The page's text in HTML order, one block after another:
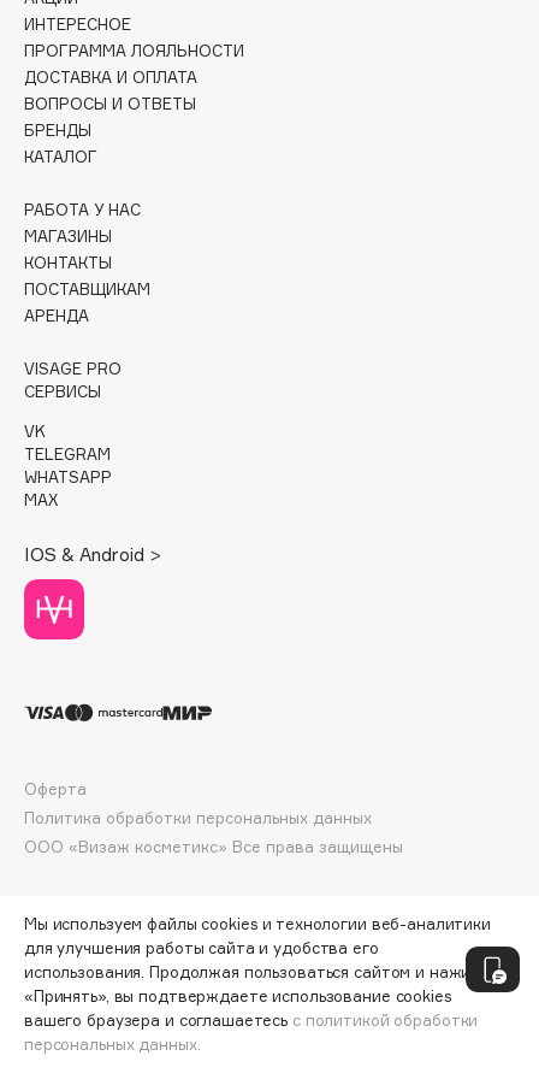
Collagenina
Consly
Corimo
CosRX
Cottolina
Cunzite
d'Alba
DABO
DARLING*
Darphin
Deonica
Dessange
Dior
Dolomit
DP Daily Perfection
Dr. Vranjes Firenze
Dr.Jart+
DSD de Luxe
Dyson
ДОБАВИТЬ В КОРЗИНУ
ИНТЕРЕСНОЕ
ПРОГРАММА ЛОЯЛЬНОСТИ
ДОСТАВКА И ОПЛАТА
ВОПРОСЫ И ОТВЕТЫ
БРЕНДЫ
КАТАЛОГ
РАБОТА У НАС
МАГАЗИНЫ
КОНТАКТЫ
ПОСТАВЩИКАМ
АРЕНДА
VISAGE PRO
СЕРВИСЫ
VK
TELEGRAM
WHATSAPP
MAX
IOS & Android >
ООО «Визаж косметикс» Все права защищены
Оферта
Политика обработки персональных данных
Мы используем файлы cookies и технологии веб-аналитики
для улучшения работы сайта и удобства его
использования. Продолжая пользоваться сайтом и нажимая
«Принять», вы подтверждаете использование cookies
вашего браузера и соглашаетесь с политикой обработки
персональных данных.